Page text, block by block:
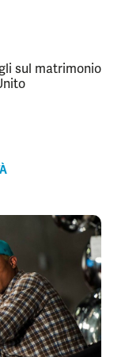
sul matrimonio